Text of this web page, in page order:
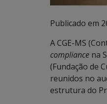
Publicado em
A CGE-MS
compliance na
(Fundação de
reunidos no
estrutura do